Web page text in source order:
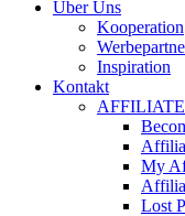
Über Uns
Kooperation
Inspiration
Kontakt
My
Lost